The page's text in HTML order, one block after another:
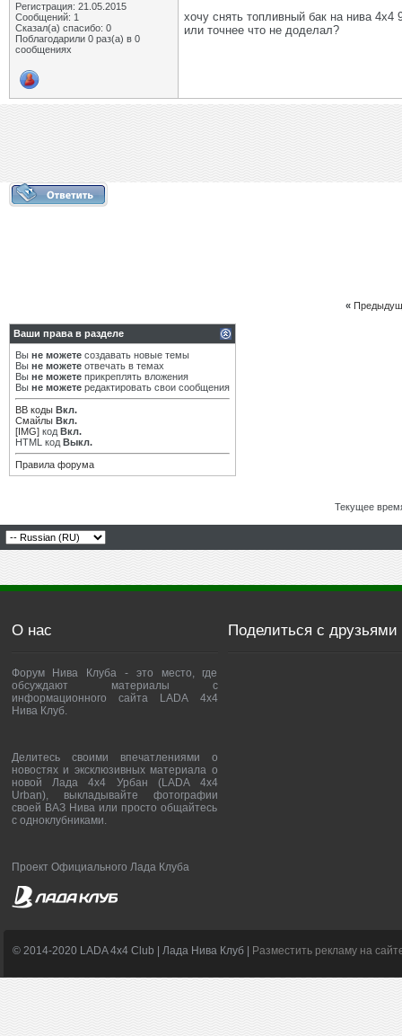
Регистрация: 21.05.2015
Сообщений: 1
Сказал(а) спасибо: 0
Поблагодарили 0 раз(а) в 0
сообщениях
хочу снять топливный бак на нива
или точнее что не доделал?
«
Ваши права в разделе
Вы не можете создавать новые темы
Вы не можете отвечать в темах
Вы не можете прикреплять вложения
Вы не можете редактировать свои сообщения
BB коды Вкл.
Смайлы Вкл.
[IMG] код Вкл.
HTML код Выкл.
Правила форума
Текущее
О нас
Форум Нива Клуба - это место, где
обсуждают материалы с
информационного сайта LADA 4x4
Нива Клуб.
Делитесь своими впечатлениями о
новостях и эксклюзивных материала о
новой Лада 4х4 Урбан (LADA 4x4
Urban), выкладывайте фотографии
своей ВАЗ Нива или просто общайтесь
с одноклубниками.
Проект Официального Лада Клуба
Поделиться с друзьями
© 2014-2020 LADA 4x4 Club | Лада Нива Клуб | Разместить рекламу на